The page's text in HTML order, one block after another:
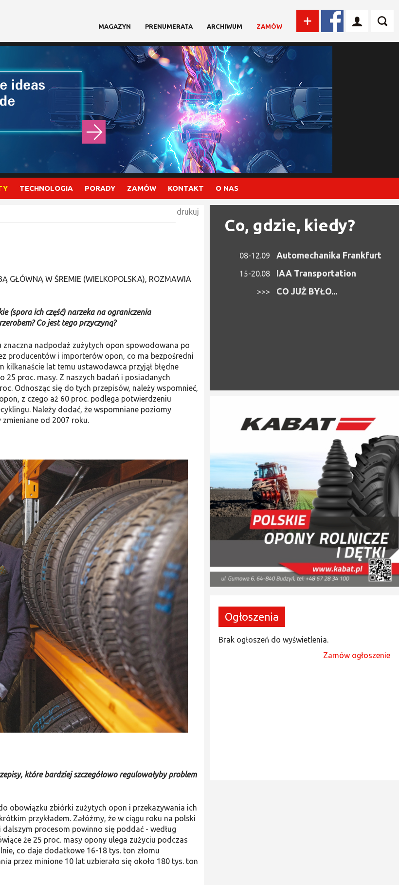
MAGAZYN PRENUMERATA ARCHIWUM ZAMÓW
TECHNOLOGIA PORADY ZAMÓW KONTAKT O NAS
GŁÓWNĄ W ŚREMIE (WIELKOPOLSKA), ROZMAWIA
(spora ich część) narzeka na ograniczenia
Co jest tego przyczyną?
znaczna nadpodaż zużytych opon spowodowana po
producentów i impor­terów opon, co ma bezpośredni
kilkanaście lat temu ustawodawca przyjął błędne
25 proc. masy. Z naszych badań i posiadanych
Odnosząc się do tych przepisów, należy wspomnieć,
z czego aż 60 proc. podlega potwierdzeniu
Należy dodać, że wspomnia­ne poziomy
zmieniane od 2007 roku.
które bardziej szczegółowo regulowałyby problem
obo­wiązku zbiórki zużytych opon i przeka­zywania ich
przykładem. Załóżmy, że w ciągu roku na polski
procesom powinno się poddać - według
że 25 proc. masy opo­ny ulega zużyciu podczas
co daje dodatko­we 16-18 tys. ton złomu
przez minione 10 lat uzbierało się około 180 tys. ton
drukuj
Co, gdzie, kiedy?
08-12.09 Automechanika Frankfurt
15-20.08 IAA Transportation
>>> CO JUŻ BYŁO...
Ogłoszenia
Brak ogłoszeń do wyświetlenia.
Zamów ogłoszenie